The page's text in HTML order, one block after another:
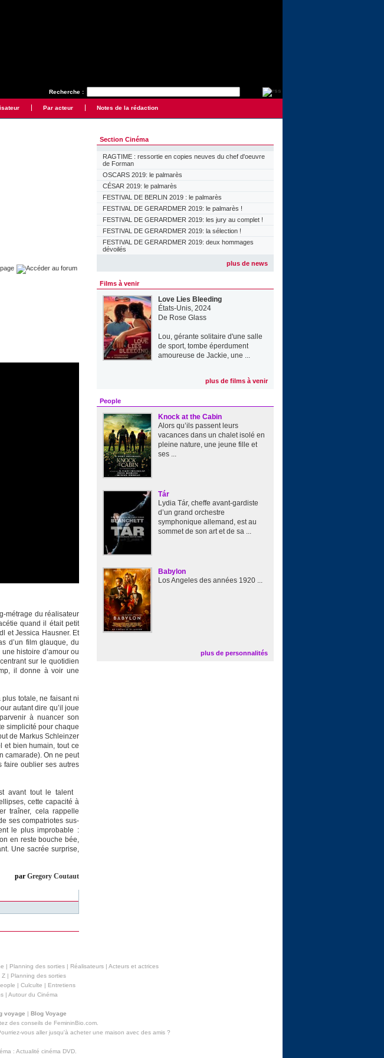
Recherche :
Par acteur Notes de la rédaction
métrage du réalisateur
quand il était petit
et Jessica Hausner. Et
d’un film glauque, du
histoire d’amour ou
sur le quotidien
il donne à voir une
plus totale, ne faisant ni
autant dire qu’il joue
à nuancer son
simplicité pour chaque
de Markus Schleinzer
et bien humain, tout ce
camarade). On ne peut
faire oublier ses autres
avant tout le talent
cette capacité à
traîner, cela rappelle
ses compatriotes sus-
le plus improbable :
en reste bouche bée,
Une sacrée surprise,
par Gregory Coutaut
Section Cinéma
RAGTIME : ressortie en copies neuves du chef d'oeuvre
de Forman
OSCARS 2019: le palmarès
CÉSAR 2019: le palmarès
FESTIVAL DE BERLIN 2019 : le palmarès
FESTIVAL DE GERARDMER 2019: le palmarès !
FESTIVAL DE GERARDMER 2019: les jury au complet !
FESTIVAL DE GERARDMER 2019: la sélection !
FESTIVAL DE GERARDMER 2019: deux hommages
dévoilés
plus de news
Films à venir
Love Lies Bleeding
États-Unis, 2024
De Rose Glass
Lou, gérante solitaire d'une salle
de sport, tombe éperdument
amoureuse de Jackie, une ...
plus de films à venir
People
Knock at the Cabin
Alors qu’ils passent leurs
vacances dans un chalet isolé en
pleine nature, une jeune fille et
ses ...
Tár
Lydia Tár, cheffe avant-gardiste
d’un grand orchestre
symphonique allemand, est au
sommet de son art et de sa ...
Babylon
Los Angeles des années 1920 ...
plus de personnalités
| Planning des sorties| Réalisateurs| Acteurs et actrices
Z| Planning des sorties
| Culculte | Entretiens
| Autour du Cinéma
voyage | Blog Voyage
des conseils de FemininBio.com.
vous aller jusqu'à acheter une maison avec des amis?
: Actualité cinéma DVD